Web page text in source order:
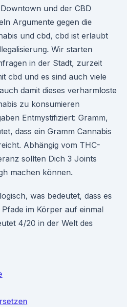
und der CBD
Argumente gegen die
und cbd, cbd ist erlaubt
Wir starten
in der Stadt, zurzeit
cbd und es sind auch viele
damit dieses verharmloste
zu konsumieren
Entmystifiziert: Gramm,
dass ein Gramm Cannabis
Abhängig vom THC-
sollten Dich 3 Joints
machen können.
was bedeutet, dass es
im Körper auf einmal
4/20 in der Welt des